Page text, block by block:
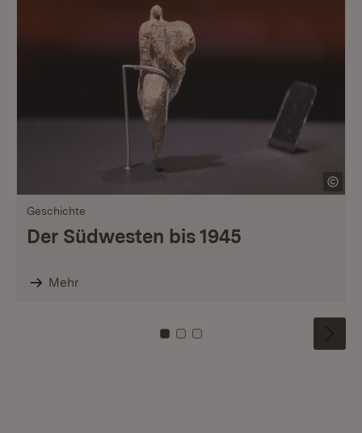
Geschichte
Der Südwesten bis 1945
Mehr
Zu Kachel: 0
Zu Kachel: 1
Zu Kachel: 2